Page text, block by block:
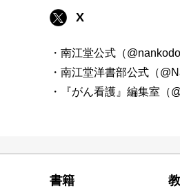
X
・南江堂公式（
・南江堂洋書部公式（
・『がん看護』編集室（
書籍